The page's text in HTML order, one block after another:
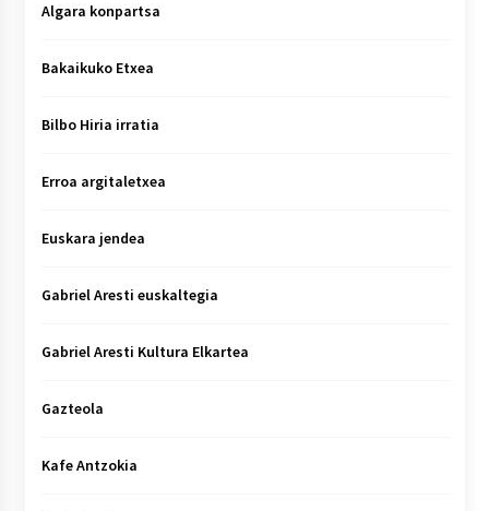
Algara konpartsa
Bakaikuko Etxea
Bilbo Hiria irratia
Erroa argitaletxea
Euskara jendea
Gabriel Aresti euskaltegia
Gabriel Aresti Kultura Elkartea
Gazteola
Kafe Antzokia